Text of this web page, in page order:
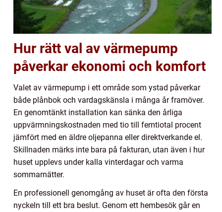
Hur rätt val av värmepump
påverkar ekonomi och komfort
Valet av värmepump i ett område som ystad påverkar
både plånbok och vardagskänsla i många år framöver.
En genomtänkt installation kan sänka den årliga
uppvärmningskostnaden med tio till femtiotal procent
jämfört med en äldre oljepanna eller direktverkande el.
Skillnaden märks inte bara på fakturan, utan även i hur
huset upplevs under kalla vinterdagar och varma
sommarnätter.
En professionell genomgång av huset är ofta den första
nyckeln till ett bra beslut. Genom ett hembesök går en